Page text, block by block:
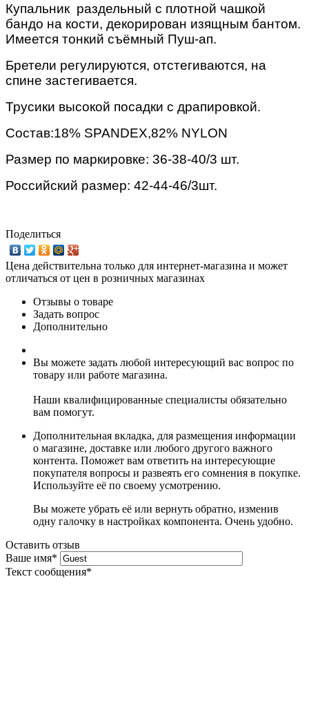
Купальник раздельный с плотной чашкой
бандо на кости, декорирован изящным бантом.
Имеется тонкий съёмный Пуш-ап.
Бретели регулируются, отстегиваются, на
спине застегивается.
Трусики высокой посадки с драпировкой.
Состав:18% SPANDEX,82% NYLON
Размер по маркировке: 36-38-40/3 шт.
Российский размер: 42-44-46/3шт.
Поделиться
Цена действительна только для интернет-магазина и может
отличаться от цен в розничных магазинах
Отзывы о товаре
Задать вопрос
Дополнительно
Вы можете задать любой интересующий вас вопрос по
товару или работе магазина.
Наши квалифицированные специалисты обязательно
вам помогут.
Дополнительная вкладка, для размещения информации
о магазине, доставке или любого другого важного
контента. Поможет вам ответить на интересующие
покупателя вопросы и развеять его сомнения в покупке.
Используйте её по своему усмотрению.
Вы можете убрать её или вернуть обратно, изменив
одну галочку в настройках компонента. Очень удобно.
Оставить отзыв
Ваше имя*
Текст сообщения*